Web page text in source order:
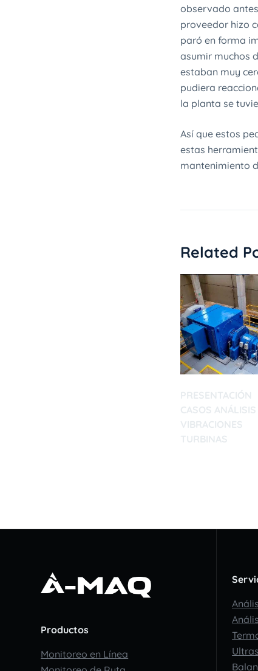
observado
proveedor hizo
paró en forma
asumir muchos
estaban muy
pudiera
la planta se
Así que estos
estas
mantenimiento
Related
PRESENTACIÓN
CASOS ANÁLISIS
VIBRACIONES
TURBINAS
Productos
Monitoreo en Línea